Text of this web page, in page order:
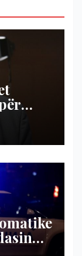
me
48-